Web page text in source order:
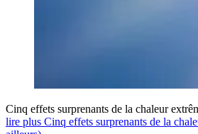
Cinq effets surprenants de la chaleur
lire plus Cinq effets surprenants de la